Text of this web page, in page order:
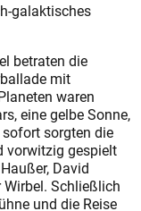
galaktisches
betraten die
mit
waren
eine gelbe Sonne,
sorgten die
vorwitzig gespielt
David
Schließlich
und die Reise